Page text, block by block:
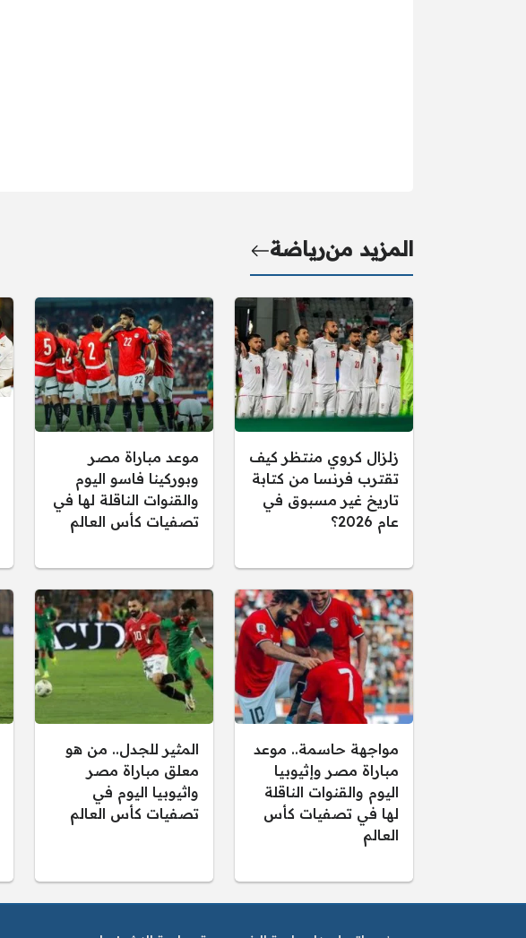
المزيد منرياضة
زلزال كروي منتظر كيف
تقترب فرنسا من كتابة
تاريخ غير مسبوق في
عام 2026؟
موعد مباراة مصر
وبوركينا فاسو اليوم
والقنوات الناقلة لها في
تصفيات كأس العالم
مواجهة حاسمة.. موعد
مباراة مصر وإثيوبيا
اليوم والقنوات الناقلة
لها في تصفيات كأس
العالم
المثير للجدل.. من هو
معلق مباراة مصر
واثيوبيا اليوم في
تصفيات كأس العالم